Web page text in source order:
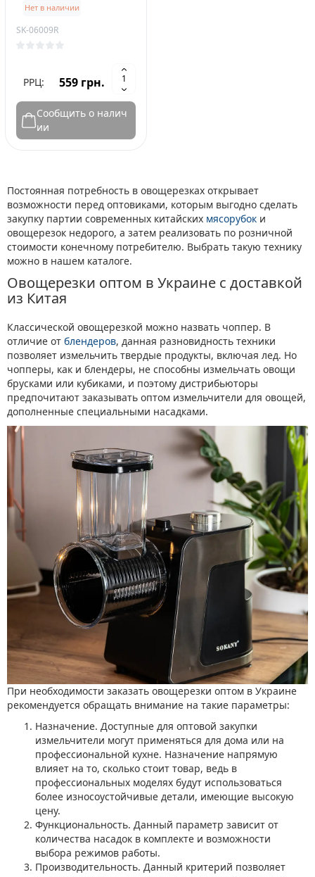
Нет в наличии
SK-06009R
РРЦ: 559 грн.
Сообщить о налич
ии
Постоянная потребность в овощерезках открывает
возможности перед оптовиками, которым выгодно сделать
закупку партии современных китайских мясорубок и
овощерезок недорого, а затем реализовать по розничной
стоимости конечному потребителю. Выбрать такую технику
можно в нашем каталоге.
Овощерезки оптом в Украине с доставкой
из Китая
Классической овощерезкой можно назвать чоппер. В
отличие от блендеров, данная разновидность техники
позволяет измельчить твердые продукты, включая лед. Но
чопперы, как и блендеры, не способны измельчать овощи
брусками или кубиками, и поэтому дистрибьюторы
предпочитают заказывать оптом измельчители для овощей,
дополненные специальными насадками.
При необходимости заказать овощерезки оптом в Украине
рекомендуется обращать внимание на такие параметры:
Назначение. Доступные для оптовой закупки
измельчители могут применяться для дома или на
профессиональной кухне. Назначение напрямую
влияет на то, сколько стоит товар, ведь в
профессиональных моделях будут использоваться
более износоустойчивые детали, имеющие высокую
цену.
Функциональность. Данный параметр зависит от
количества насадок в комплекте и возможности
выбора режимов работы.
Производительность. Данный критерий позволяет